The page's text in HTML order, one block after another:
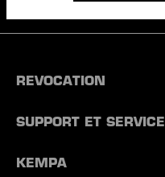
REVOCATION
SUPPORT ET SERVICE
KEMPA